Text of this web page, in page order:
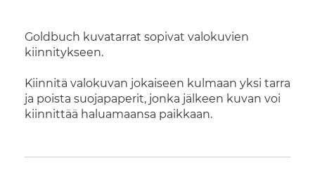
Goldbuch kuvatarrat sopivat valokuvien
kiinnitykseen.
Kiinnitä valokuvan jokaiseen kulmaan yksi tarra
ja poista suojapaperit, jonka jälkeen kuvan voi
kiinnittää haluamaansa paikkaan.